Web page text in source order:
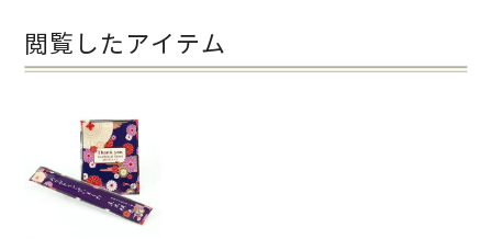
閲覧したアイテム